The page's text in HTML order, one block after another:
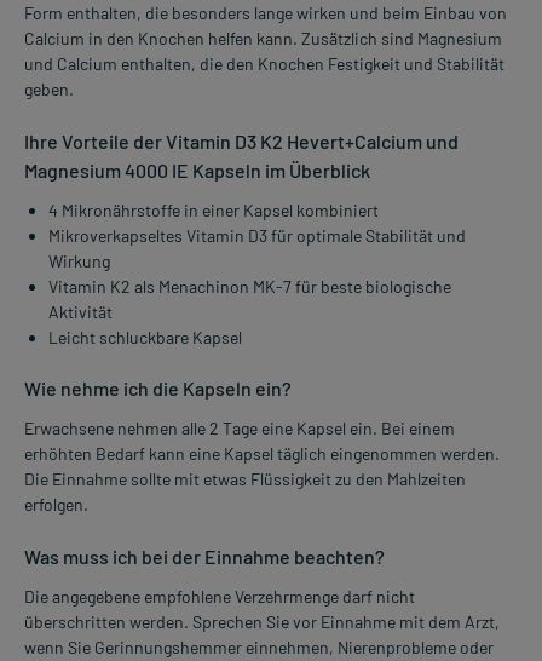
Form enthalten, die besonders lange wirken und beim Einbau von
Calcium in den Knochen helfen kann. Zusätzlich sind Magnesium
und Calcium enthalten, die den Knochen Festigkeit und Stabilität
geben.
Ihre Vorteile der Vitamin D3 K2 Hevert+Calcium und
Magnesium 4000 IE Kapseln im Überblick
4 Mikronährstoffe in einer Kapsel kombiniert
Mikroverkapseltes Vitamin D3 für optimale Stabilität und
Wirkung
Vitamin K2 als Menachinon MK-7 für beste biologische
Aktivität
Leicht schluckbare Kapsel
Wie nehme ich die Kapseln ein?
Erwachsene nehmen alle 2 Tage eine Kapsel ein. Bei einem
erhöhten Bedarf kann eine Kapsel täglich eingenommen werden.
Die Einnahme sollte mit etwas Flüssigkeit zu den Mahlzeiten
erfolgen.
Was muss ich bei der Einnahme beachten?
Die angegebene empfohlene Verzehrmenge darf nicht
überschritten werden. Sprechen Sie vor Einnahme mit dem Arzt,
wenn Sie Gerinnungshemmer einnehmen, Nierenprobleme oder